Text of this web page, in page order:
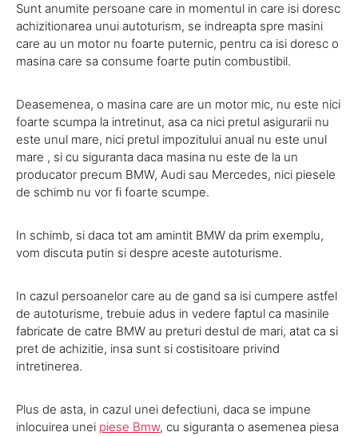
Sunt anumite persoane care in momentul in care isi doresc
achizitionarea unui autoturism, se indreapta spre masini
care au un motor nu foarte puternic, pentru ca isi doresc o
masina care sa consume foarte putin combustibil.
Deasemenea, o masina care are un motor mic, nu este nici
foarte scumpa la intretinut, asa ca nici pretul asigurarii nu
este unul mare, nici pretul impozitului anual nu este unul
mare , si cu siguranta daca masina nu este de la un
producator precum BMW, Audi sau Mercedes, nici piesele
de schimb nu vor fi foarte scumpe.
In schimb, si daca tot am amintit BMW da prim exemplu,
vom discuta putin si despre aceste autoturisme.
In cazul persoanelor care au de gand sa isi cumpere astfel
de autoturisme, trebuie adus in vedere faptul ca masinile
fabricate de catre BMW au preturi destul de mari, atat ca si
pret de achizitie, insa sunt si costisitoare privind
intretinerea.
Plus de asta, in cazul unei defectiuni, daca se impune
inlocuirea unei piese Bmw, cu siguranta o asemenea piesa